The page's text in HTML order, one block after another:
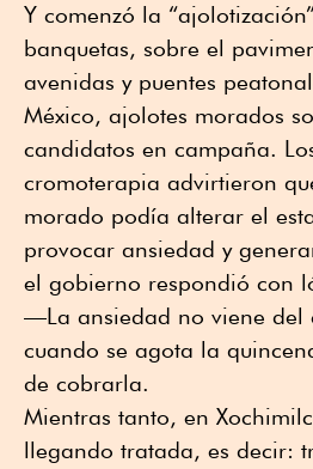
Y comenzó la
banquetas, sobre el
avenidas y puentes
México, ajolotes morados
candidatos en campaña.
cromoterapia advirtieron
morado podía alterar el
provocar ansiedad y
el gobierno respondió con
—La ansiedad no viene del
cuando se agota la
de cobrarla.
Mientras tanto, en
llegando tratada, es decir: